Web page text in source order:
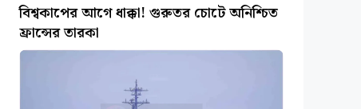
বিশ্বকাপের আগে ধাক্কা! গুরুতর চোটে অনিশ্চিত
ফ্রান্সের তারকা